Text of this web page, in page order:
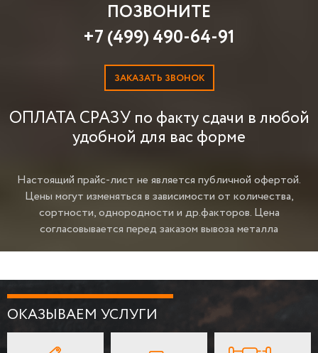
ПОЗВОНИТЕ
+7 (499) 490-64-91
ЗАКАЗАТЬ ЗВОНОК
ОПЛАТА СРАЗУ по факту сдачи в любой
удобной для вас форме
Настоящий прайс-лист не является публичной офертой.
Цены могут изменяться в зависимости от количества,
сортности, однородности и др.факторов. Цена
согласовывается перед заказом вывоза металла
ОКАЗЫВАЕМ УСЛУГИ